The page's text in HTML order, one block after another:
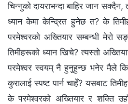
चिन्‍नुको दायराभन्दा बाहिर जान
ध्यान केमा केन्द्रित हुनेछ त? के
परमेश्‍वरको अख्तियार सम्‍बन्धी मेरो
तिमीहरूको ध्यान खिचे? त्यस्तो
परमेश्‍वर स्वयम्‌ नै हुनुहुन्छ भनेर मैले
कुरालाई स्पष्ट पार्न चाहेँ? यसबाट
के परमेश्‍वरको अख्तियार र शक्ति